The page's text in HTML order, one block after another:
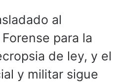
al
para la
de ley, y el
y militar sigue